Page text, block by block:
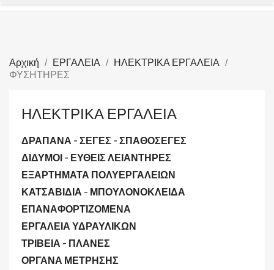
Αρχική ΕΡΓΑΛΕΙΑ
ΗΛΕΚΤΡΙΚΑ ΕΡΓΑΛΕΙΑ
ΦΥΣΗΤΗΡΕΣ
ΗΛΕΚΤΡΙΚΑ ΕΡΓΑΛΕΙΑ
ΔΡΑΠΑΝΑ - ΣΕΓΕΣ - ΣΠΑΘΟΣΕΓΕΣ
ΔΙΔΥΜΟΙ - ΕΥΘΕΙΣ ΛΕΙΑΝΤΗΡΕΣ
ΕΞΑΡΤΗΜΑΤΑ ΠΟΛΥΕΡΓΑΛΕΙΩΝ
ΚΑΤΣΑΒΙΔΙΑ - ΜΠΟΥΛΟΝΟΚΛΕΙΔΑ
ΕΠΑΝΑΦΟΡΤΙΖΟΜΕΝΑ
ΕΡΓΑΛΕΙΑ ΥΔΡΑΥΛΙΚΩΝ
ΤΡΙΒΕΙΑ - ΠΛΑΝΕΣ
ΟΡΓΑΝΑ ΜΕΤΡΗΣΗΣ